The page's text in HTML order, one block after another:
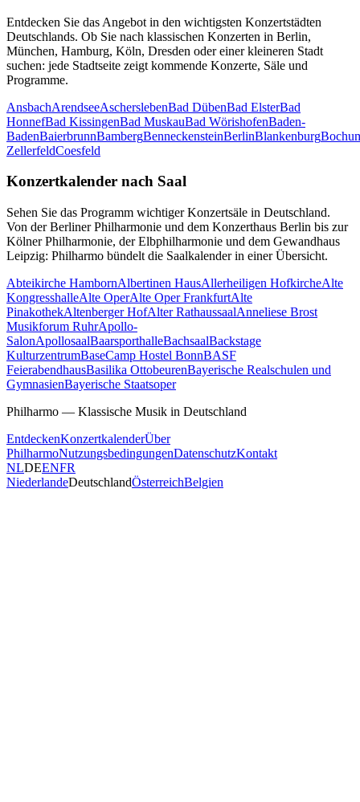
Entdecken Sie das Angebot in den wichtigsten Konzertstädten
Deutschlands. Ob Sie nach klassischen Konzerten in Berlin,
München, Hamburg, Köln, Dresden oder einer kleineren Stadt
suchen: jede Stadtseite zeigt kommende Konzerte, Säle und
Programme.
AnsbachArendseeAscherslebenBad DübenBad ElsterBad
HonnefBad KissingenBad MuskauBad WörishofenBaden-
BadenBaierbrunnBambergBenneckensteinBerlinBlankenburg
ZellerfeldCoesfeld
Konzertkalender nach Saal
Sehen Sie das Programm wichtiger Konzertsäle in Deutschland.
Von der Berliner Philharmonie und dem Konzerthaus Berlin bis zur
Kölner Philharmonie, der Elbphilharmonie und dem Gewandhaus
Leipzig: Philharmo bündelt die Saalkalender in einer Übersicht.
Abteikirche HambornAlbertinen HausAllerheiligen HofkircheAlte
KongresshalleAlte OperAlte Oper FrankfurtAlte
PinakothekAltenberger HofAlter RathaussaalAnneliese Brost
Musikforum RuhrApollo-
SalonApollosaalBaarsporthalleBachsaalBackstage
KulturzentrumBaseCamp Hostel BonnBASF
FeierabendhausBasilika OttobeurenBayerische Realschulen und
GymnasienBayerische Staatsoper
Philharmo — Klassische Musik in Deutschland
EntdeckenKonzertkalenderÜber
PhilharmoNutzungsbedingungenDatenschutzKontakt
NLDEENFR
NiederlandeDeutschlandÖsterreichBelgien